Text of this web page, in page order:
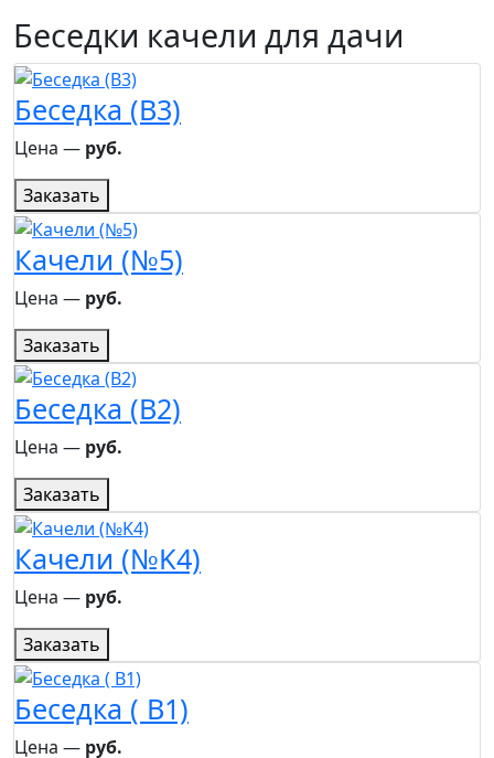
Беседки качели для дачи
Беседка (B3)
Цена ― руб.
Заказать
Качели (№5)
Цена ― руб.
Заказать
Беседка (B2)
Цена ― руб.
Заказать
Качели (№K4)
Цена ― руб.
Заказать
Беседка ( B1)
Цена ― руб.